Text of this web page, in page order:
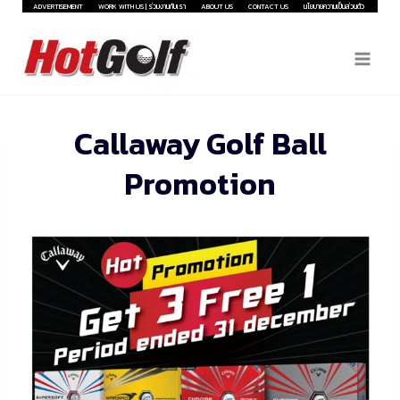
Skip
content
ADVERTISEMENT WORK WITH US | ร่วมงานกับเรา ABOUT US CONTACT US นโยบายความเป็นส่วนตัว
Callaway Golf Ball
Promotion